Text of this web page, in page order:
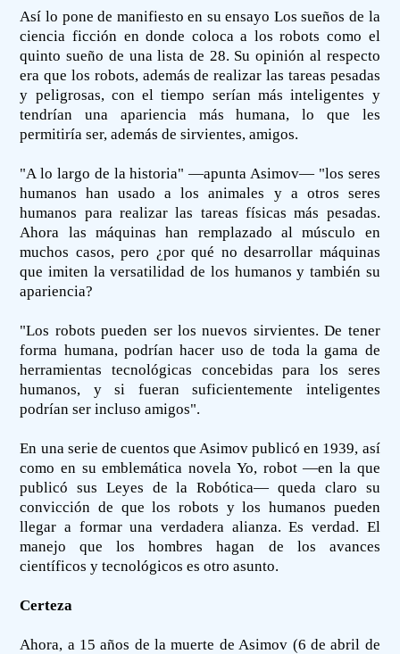
Así lo pone de manifiesto en su ensayo Los sueños de la
ciencia ficción en donde coloca a los robots como el
quinto sueño de una lista de 28. Su opinión al respecto
era que los robots, además de realizar las tareas pesadas
y peligrosas, con el tiempo serían más inteligentes y
tendrían una apariencia más humana, lo que les
permitiría ser, además de sirvientes, amigos.
"A lo largo de la historia" —apunta Asimov— "los seres
humanos han usado a los animales y a otros seres
humanos para realizar las tareas físicas más pesadas.
Ahora las máquinas han remplazado al músculo en
muchos casos, pero ¿por qué no desarrollar máquinas
que imiten la versatilidad de los humanos y también su
apariencia?
"Los robots pueden ser los nuevos sirvientes. De tener
forma humana, podrían hacer uso de toda la gama de
herramientas tecnológicas concebidas para los seres
humanos, y si fueran suficientemente inteligentes
podrían ser incluso amigos".
En una serie de cuentos que Asimov publicó en 1939, así
como en su emblemática novela Yo, robot —en la que
publicó sus Leyes de la Robótica— queda claro su
convicción de que los robots y los humanos pueden
llegar a formar una verdadera alianza. Es verdad. El
manejo que los hombres hagan de los avances
científicos y tecnológicos es otro asunto.
Certeza
Ahora, a 15 años de la muerte de Asimov (6 de abril de